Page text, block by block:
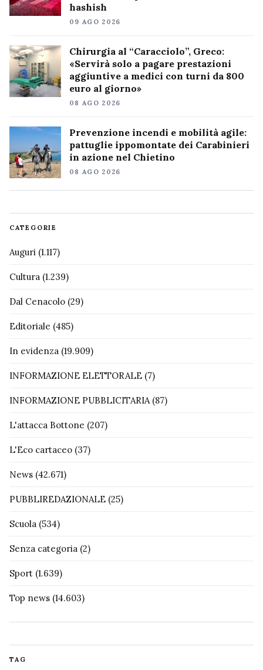
hashish
09 AGO 2026
Chirurgia al “Caracciolo”, Greco:
«Servirà solo a pagare prestazioni
aggiuntive a medici con turni da 800
euro al giorno»
08 AGO 2026
Prevenzione incendi e mobilità agile:
pattuglie ippomontate dei Carabinieri
in azione nel Chietino
08 AGO 2026
CATEGORIE
Auguri (1.117)
Cultura (1.239)
Dal Cenacolo (29)
Editoriale (485)
In evidenza (19.909)
INFORMAZIONE ELETTORALE (7)
INFORMAZIONE PUBBLICITARIA (87)
L'attacca Bottone (207)
L'Eco cartaceo (37)
News (42.671)
PUBBLIREDAZIONALE (25)
Scuola (534)
Senza categoria (2)
Sport (1.639)
Top news (14.603)
TAG